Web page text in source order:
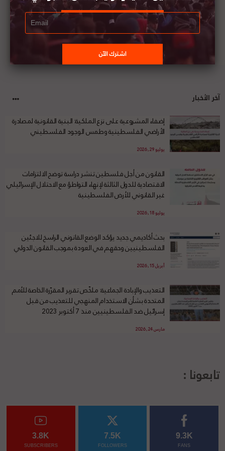
آخر الأخبار
إضفاء المشروعية على نزع الملكية: البنية القانونية لمصادرة
الأراضي الفلسطينية وطمس الوجود الفلسطيني
يوليو 29, 2026
القانون من أجل فلسطين تنشر دراسة توضح الالتزامات
الاقتصادية للدول الثالثة لإنهاء التواطؤ مع الاحتلال الإسرائيلي
غير القانوني للأرض الفلسطينية
يوليو 18, 2026
بحث أكاديمي جديد يؤكد الوضع القانوني الراسخ للاجئين
الفلسطينيين وحقهم في العودة بموجب القانون الدولي
أبريل 15, 2026
التعذيب والإبادة الجماعية: ملخّص تقرير المقرّرة الخاصة للأمم
المتحدة بشأن الاستخدام المنهجي للتعذيب من قبل
إسرائيل ضد الفلسطينيين منذ 7 أكتوبر 2023
مارس 24, 2026
تابعونا :
9.3K
FANS
7.5K
FOLLOWERS
3.8K
SUBSCRIBERS